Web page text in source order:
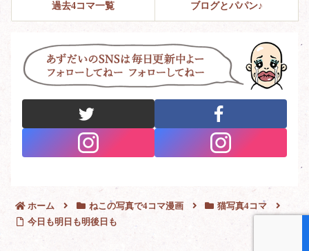
過去4コマ一覧 ブログとパパン♪
ホーム ねこの写真で4コマ漫画
猫写真4コマ
今日も明日も明後日も